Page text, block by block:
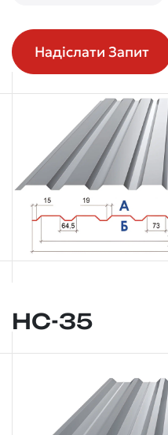
Надіслати Запит
НС-35